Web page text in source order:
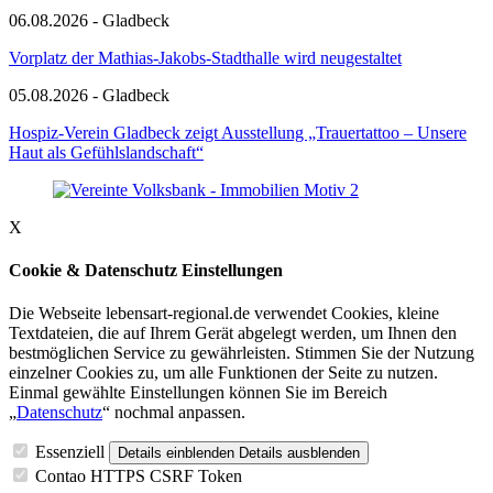
06.08.2026 - Gladbeck
Vorplatz der Mathias-Jakobs-Stadthalle wird neugestaltet
05.08.2026 - Gladbeck
Hospiz-Verein Gladbeck zeigt Ausstellung „Trauertattoo – Unsere
Haut als Gefühlslandschaft“
X
Cookie & Datenschutz Einstellungen
Die Webseite lebensart-regional.de verwendet Cookies, kleine
Textdateien, die auf Ihrem Gerät abgelegt werden, um Ihnen den
bestmöglichen Service zu gewährleisten. Stimmen Sie der Nutzung
einzelner Cookies zu, um alle Funktionen der Seite zu nutzen.
Einmal gewählte Einstellungen können Sie im Bereich
„Datenschutz“ nochmal anpassen.
Essenziell Details einblenden Details ausblenden
Contao HTTPS CSRF Token